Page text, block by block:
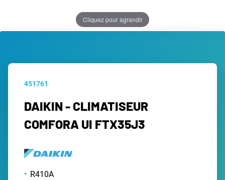
Cliquez pour agrandir
451761
DAIKIN - CLIMATISEUR
COMFORA UI FTX35J3
R410A